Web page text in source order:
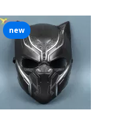
new